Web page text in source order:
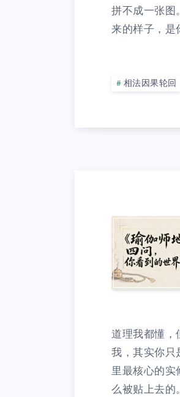
拼不成一张图
来的样子，是
相法因果轮回
道理我都懂
我，其实你只
里最核心的实
么被贴上去的